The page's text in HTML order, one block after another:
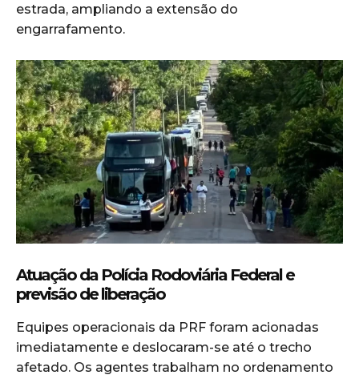
estrada, ampliando a extensão do
engarrafamento.
Atuação da Polícia Rodoviária Federal e
previsão de liberação
Equipes operacionais da PRF foram acionadas
imediatamente e deslocaram-se até o trecho
afetado. Os agentes trabalham no ordenamento